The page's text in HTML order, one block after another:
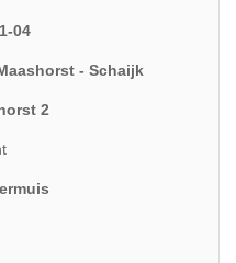
04
- Schaijk
2